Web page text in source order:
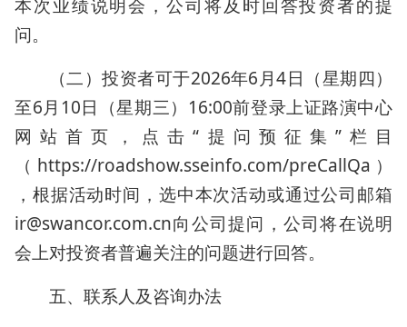
本次业绩说明会，公司将及时回答投资者的提
问。
（二）投资者可于2026年6月4日（星期四）
至6月10日（星期三）16:00前登录上证路演中心
网站首页，点击“提问预征集”栏目
（https://roadshow.sseinfo.com/preCallQa）
，根据活动时间，选中本次活动或通过公司邮箱
ir@swancor.com.cn向公司提问，公司将在说明
会上对投资者普遍关注的问题进行回答。
五、联系人及咨询办法